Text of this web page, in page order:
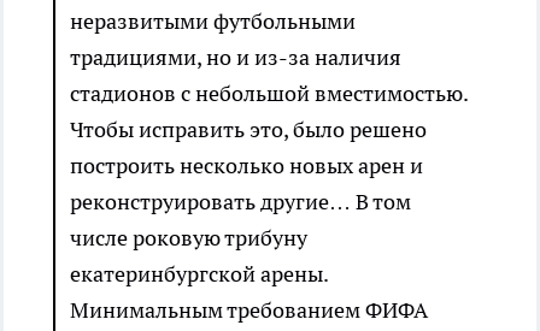
неразвитыми футбольными
традициями, но и из-за наличия
стадионов с небольшой вместимостью.
Чтобы исправить это, было решено
построить несколько новых арен и
реконструировать другие… В том
числе роковую трибуну
екатеринбургской арены.
Минимальным требованием ФИФА